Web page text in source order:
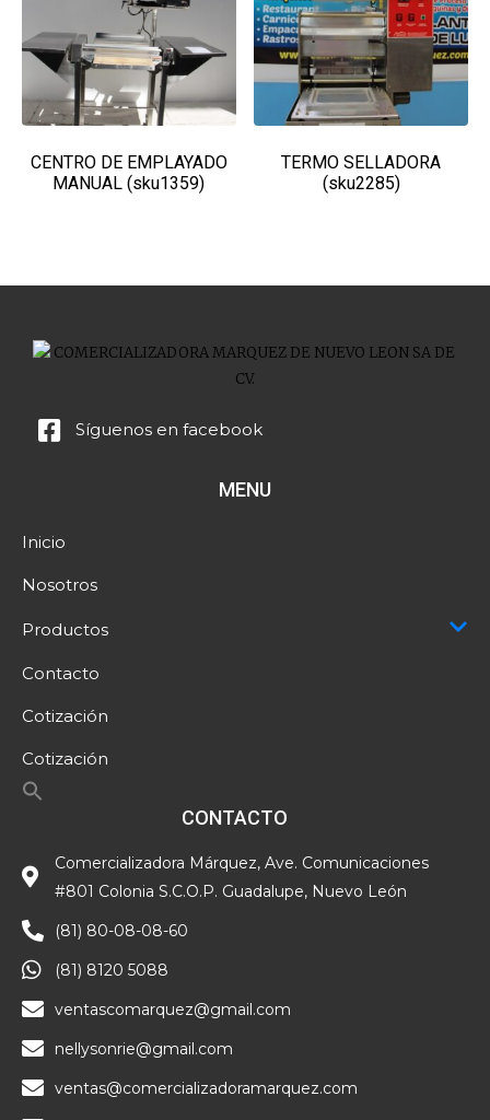
CENTRO DE EMPLAYADO
MANUAL (sku1359)
TERMO SELLADORA
(sku2285)
Síguenos en facebook
MENU
Inicio
Nosotros
Productos
Contacto
Cotización
Cotización
CONTACTO
Comercializadora Márquez, Ave. Comunicaciones
#801 Colonia S.C.O.P. Guadalupe, Nuevo León
(81) 80-08-08-60
(81) 8120 5088
ventascomarquez@gmail.com
nellysonrie@gmail.com
ventas@comercializadoramarquez.com